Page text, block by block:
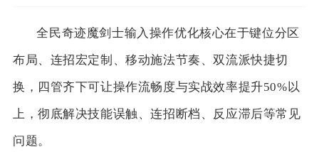
全民奇迹魔剑士输入操作优化核心在于键位分区
布局、连招宏定制、移动施法节奏、双流派快捷切
换，四管齐下可让操作流畅度与实战效率提升50%以
上，彻底解决技能误触、连招断档、反应滞后等常见
问题。